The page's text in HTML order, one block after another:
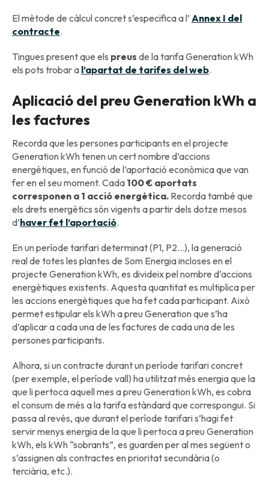
El mètode de càlcul concret s’especifica a l’ Annex I del
contracte.
Tingues present que els preus de la tarifa Generation kWh
els pots trobar a l’apartat de tarifes del web.
Aplicació del preu Generation kWh a
les factures
Recorda que les persones participants en el projecte
Generation kWh tenen un cert nombre d’accions
energètiques, en funció de l’aportació econòmica que van
fer en el seu moment. Cada 100 € aportats
corresponen a 1 acció energètica. Recorda també que
els drets energètics són vigents a partir dels dotze mesos
d’haver fet l’aportació.
En un període tarifari determinat (P1, P2...), la generació
real de totes les plantes de Som Energia incloses en el
projecte Generation kWh, es divideix pel nombre d’accions
energètiques existents. Aquesta quantitat es multiplica per
les accions energètiques que ha fet cada participant. Això
permet estipular els kWh a preu Generation que s’ha
d’aplicar a cada una de les factures de cada una de les
persones participants.
Alhora, si un contracte durant un període tarifari concret
(per exemple, el període vall) ha utilitzat més energia que la
que li pertoca aquell mes a preu Generation kWh, es cobra
el consum de més a la tarifa estàndard que correspongui. Si
passa al revés, que durant el període tarifari s’hagi fet
servir menys energia de la que li pertoca a preu Generation
kWh, els kWh “sobrants”, es guarden per al mes següent o
s’assignen als contractes en prioritat secundària (o
terciària, etc.).